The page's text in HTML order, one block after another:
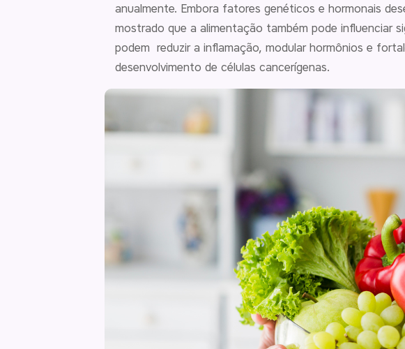
anualmente. Embora fatores genéticos e hormonais
mostrado que a alimentação também pode influenciar
podem reduzir a inflamação, modular hormônios e
desenvolvimento de células cancerígenas.